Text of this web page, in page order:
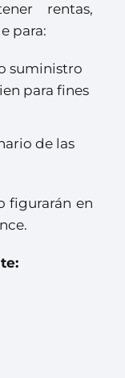
rentas,
para:
suministro
para fines
de las
figurarán en